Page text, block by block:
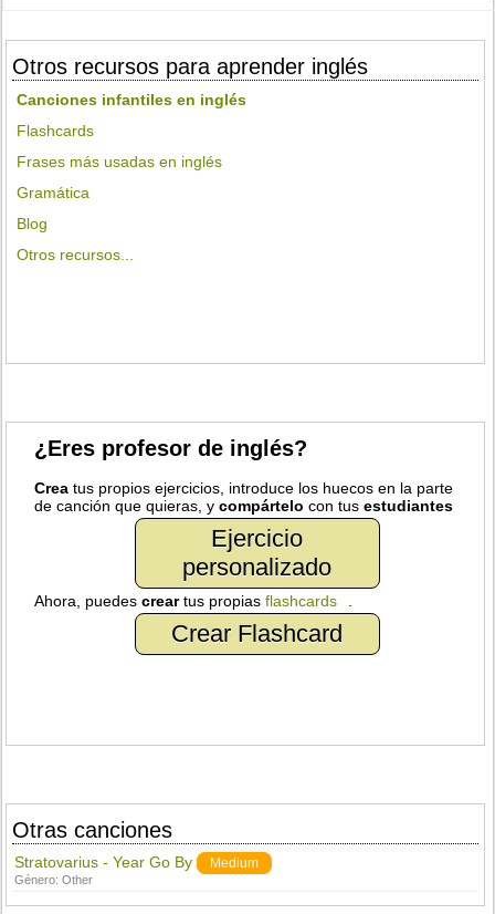
Otros recursos para aprender inglés
Canciones infantiles en inglés
Flashcards
Frases más usadas en inglés
Gramática
Blog
Otros recursos...
¿Eres profesor de inglés?
Crea tus propios ejercicios, introduce los huecos en la parte
de canción que quieras, ycompártelo con tusestudiantes
Ejercicio
personalizado
Ahora, puedescreartus propiasflashcards
Crear Flashcard
Otras canciones
Stratovarius - Year Go By Medium
Género:Other